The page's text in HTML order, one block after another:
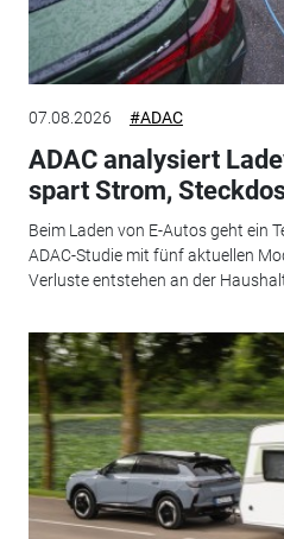
07.08.2026 #ADAC
ADAC analysiert
spart Strom,
Beim Laden von E-Autos geht ein
ADAC-Studie mit fünf aktuellen
Verluste entstehen an der